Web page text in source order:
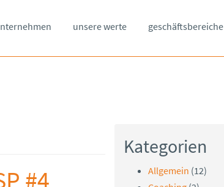
unsere werte geschäftsbereiche
#4
Kategorien
Allgemein (12)